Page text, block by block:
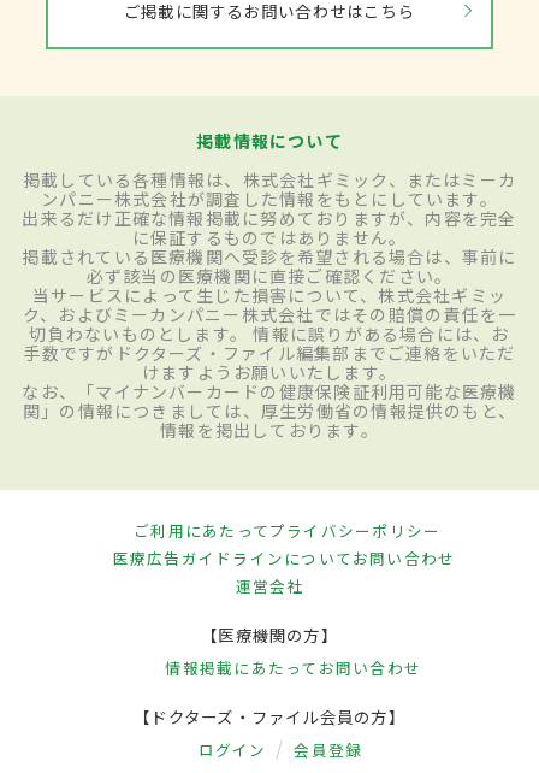
ご掲載に関するお問い合わせはこちら
掲載情報について
掲載している各種情報は、株式会社ギミック、またはミーカ
ンパニー株式会社が調査した情報をもとにしています。
出来るだけ正確な情報掲載に努めておりますが、内容を完全
に保証するものではありません。
掲載されている医療機関へ受診を希望される場合は、事前に
必ず該当の医療機関に直接ご確認ください。
当サービスによって生じた損害について、株式会社ギミッ
ク、およびミーカンパニー株式会社ではその賠償の責任を一
切負わないものとします。 情報に誤りがある場合には、お
手数ですがドクターズ・ファイル編集部までご連絡をいただ
けますようお願いいたします。
なお、「マイナンバーカードの健康保険証利用可能な医療機
関」の情報につきましては、厚生労働省の情報提供のもと、
情報を掲出しております。
ご利用にあたってプライバシーポリシー
医療広告ガイドラインについてお問い合わせ
運営会社
【医療機関の方】
情報掲載にあたって お問い合わせ
【ドクターズ・ファイル会員の方】
ログイン 会員登録